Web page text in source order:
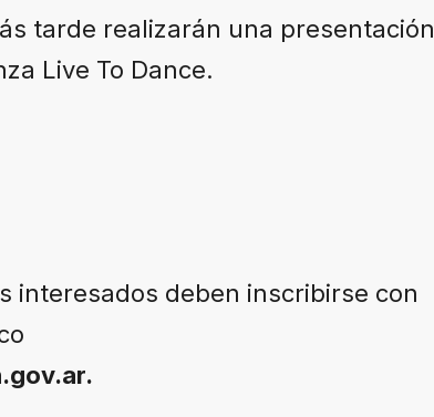
tarde realizarán una presentación
Live To Dance.
interesados deben inscribirse con